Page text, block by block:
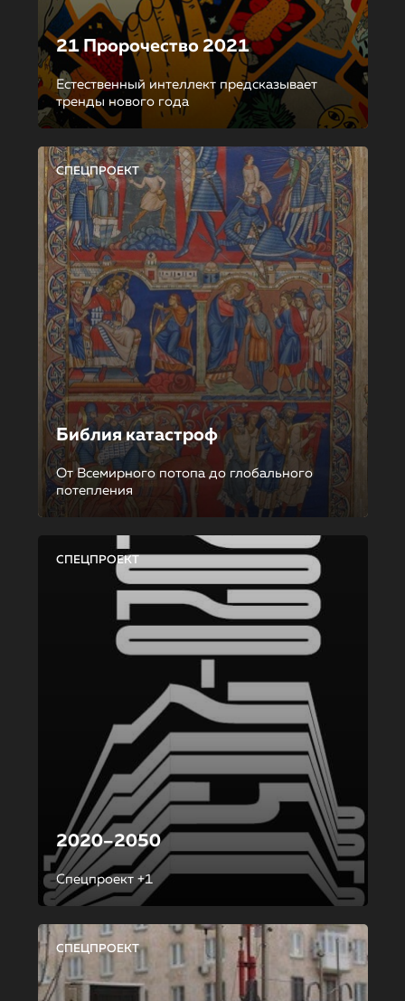
21 Пророчество 2021
Естественный интеллект предсказывает
тренды нового года
СПЕЦПРОЕКТ
Библия катастроф
От Всемирного потопа до глобального
потепления
СПЕЦПРОЕКТ
2020–2050
Спецпроект +1
СПЕЦПРОЕКТ